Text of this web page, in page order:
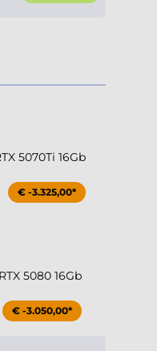
5070Ti 16Gb
€ -3.325,00*
5080 16Gb
€ -3.050,00*